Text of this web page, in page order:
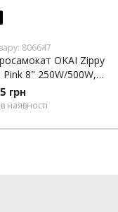
806647
OKAI Zippy
Pink 8" 250W/500W,
km, 25 km/h, 10°,
(ES50C-P)
грн
наявності